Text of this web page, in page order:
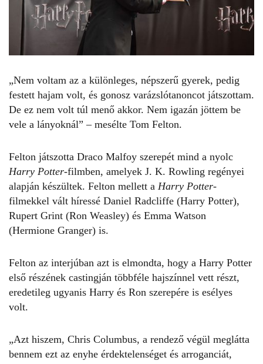
„Nem voltam az a különleges, népszerű gyerek, pedig
festett hajam volt, és gonosz varázslótanoncot játszottam.
De ez nem volt túl menő akkor. Nem igazán jöttem be
vele a lányoknál” – mesélte Tom Felton.
Felton játszotta Draco Malfoy szerepét mind a nyolc
Harry Potter-filmben, amelyek J. K. Rowling regényei
alapján készültek. Felton mellett a Harry Potter-
filmekkel vált híressé Daniel Radcliffe (Harry Potter),
Rupert Grint (Ron Weasley) és Emma Watson
(Hermione Granger) is.
Felton az interjúban azt is elmondta, hogy a Harry Potter
első részének castingján többféle hajszínnel vett részt,
eredetileg ugyanis Harry és Ron szerepére is esélyes
volt.
„Azt hiszem, Chris Columbus, a rendező végül meglátta
bennem ezt az enyhe érdektelenséget és arroganciát,